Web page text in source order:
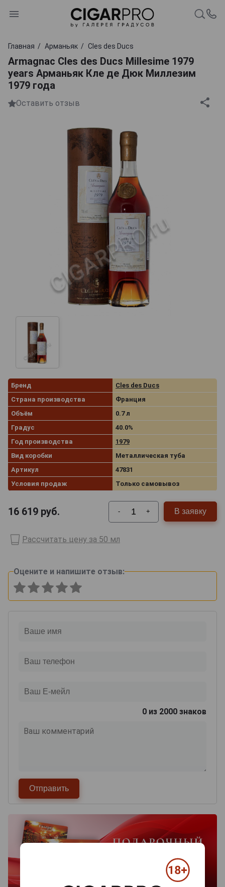
Главная Арманьяк Cles des Ducs
Armagnac Cles des Ducs Millesime 1979
years Арманьяк Кле де Дюк Миллезим
1979 года
Оставить отзыв
Бренд
Cles des Ducs
Страна производства
Франция
Объём
0.7 л
Градус
40.0%
Год производства
1979
Вид коробки
Металлическая туба
Артикул
47831
Условия продаж
Только самовывоз
16 619 руб. - + В заявку
Рассчитать цену за 50 мл
Оцените и напишите отзыв:
0 из 2000 знаков